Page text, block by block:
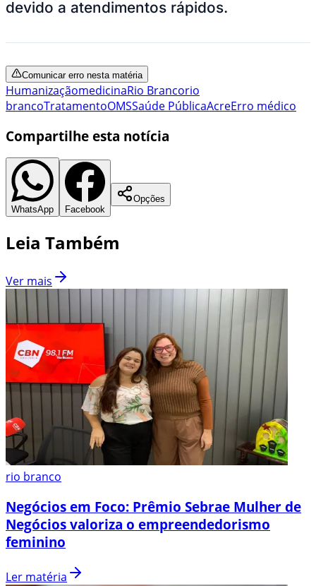
devido a atendimentos rápidos.
Comunicar erro nesta matéria
HumanizaçãomedicinaRio Brancorio
brancoTratamentoOMSSaúde PúblicaAcreErro médico
Compartilhe esta notícia
WhatsApp Facebook
Opções
Leia Também
Ver mais
rio branco
Negócios em Foco: Prêmio Sebrae Mulher de
Negócios valoriza o empreendedorismo
feminino
Ler matéria